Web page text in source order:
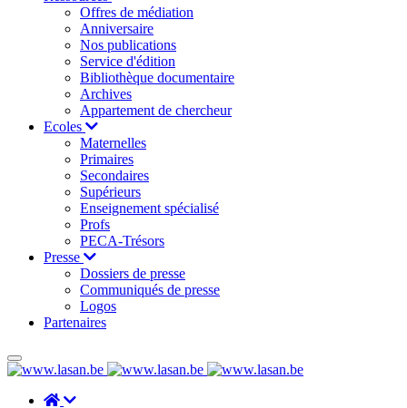
Offres de médiation
Anniversaire
Nos publications
Service d'édition
Bibliothèque documentaire
Archives
Appartement de chercheur
Ecoles
Maternelles
Primaires
Secondaires
Supérieurs
Enseignement spécialisé
Profs
PECA-Trésors
Presse
Dossiers de presse
Communiqués de presse
Logos
Partenaires